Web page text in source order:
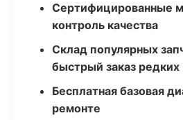
Сертифицированные
контроль качества
Склад популярных
быстрый заказ редких
Бесплатная базовая
ремонте